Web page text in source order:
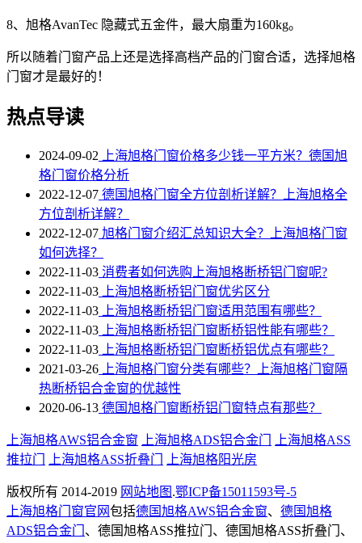
8、旭格AvanTec 隐藏式五金件，最大扇重为160kg。
所以随着门窗产品上还是选择高档产品的门窗合适，选择旭格
门窗才是最好的！
热点导读
2024-09-02 上海旭格门窗价格多少钱一平方米？德国旭
格门窗价格分析
2022-12-07 德国旭格门窗全方位剖析详解？上海旭格全
方位剖析详解？
2022-12-07 旭格门窗介绍汇总知识大全？上海旭格门窗
如何选择？
2022-11-03 消费者如何选购上海旭格断桥铝门窗呢?
2022-11-03 上海旭格断桥铝门窗优劣区分
2022-11-03 上海旭格​断桥铝门窗适用范围有哪些？
2022-11-03 上海旭格断桥铝门窗断桥铝性能有哪些？
2022-11-03 上海旭格断桥铝门窗断桥铝优点有哪些？
2021-03-26 上海旭格门窗分类有哪些？上海旭格门窗隔
热断桥铝合金窗的优越性
2020-06-13 德国旭格门窗断桥铝门窗特点有那些？
上海旭格AWS铝合金窗 上海旭格ADS铝合金门
上海旭格ASS
推拉门
上海旭格ASS折叠门 上海旭格阳光房
版权所有 2014-2019 网站地图 .鄂ICP备15011593号-5
上海旭格门窗官网包括德国旭格AWS铝合金窗、 德国旭格
ADS铝合金门 、德国旭格ASS推拉门、德国旭格ASS折叠门、